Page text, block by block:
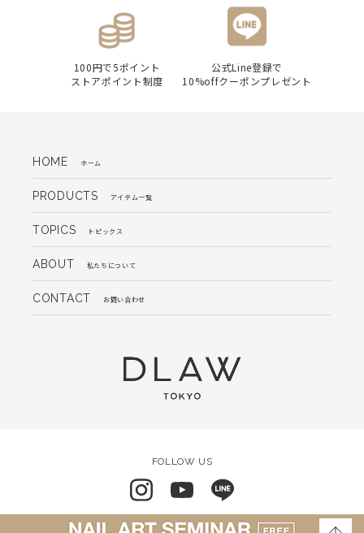
100円で5ポイント
ストアポイント制度
公式Line登録で
10%offクーポンプレゼント
HOME ホーム
PRODUCTS アイテム一覧
TOPICS トピックス
ABOUT 私たちについて
CONTACT お問い合わせ
FOLLOW US